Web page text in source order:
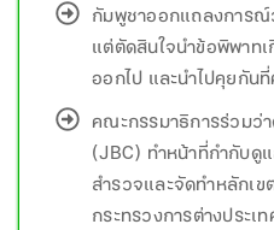
กัมพูชาออกแถลงการณ์
แต่ตัดสินใจนำข้อพิพาท
ออกไป และนำไปคุยกัน
คณะกรรมาธิการร่วมว่
(JBC) ทำหน้าที่กำกับดู
สำรวจและจัดทำหลักเ
กระทรวงการต่างประเ